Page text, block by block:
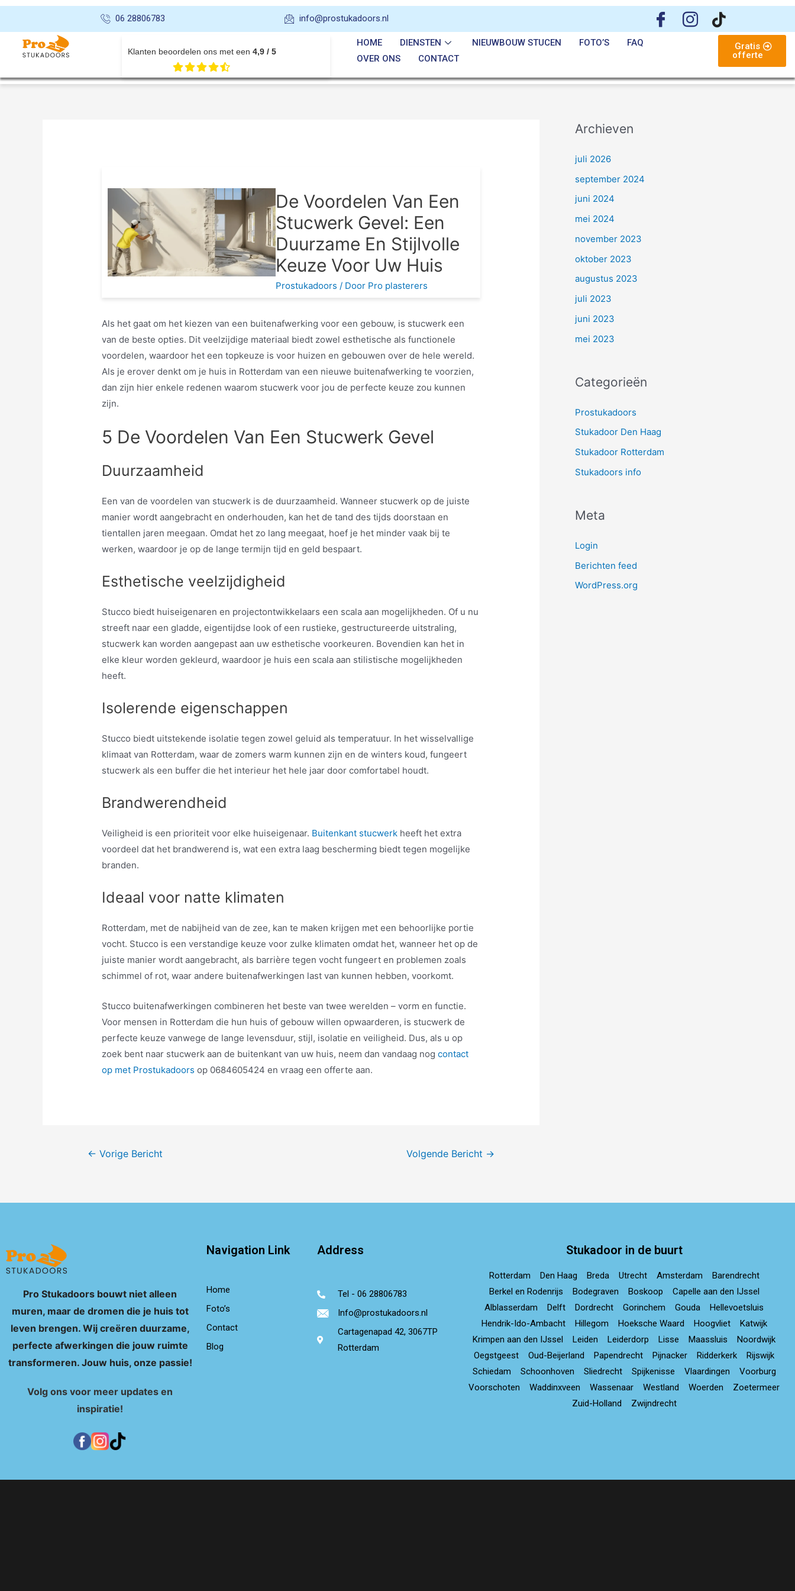
06 28806783 info@prostukadoors.nl
Klanten beoordelen ons met een4,9 / 5
HOME DIENSTEN NIEUWBOUW STUCEN FOTO’S
FAQ
OVER ONS
CONTACT
Gratis
offerte
De Voordelen Van Een
Stucwerk Gevel: Een
Duurzame En Stijlvolle
Keuze Voor Uw Huis
Prostukadoors / Door Pro plasterers
Als het gaat om het kiezen van een buitenafwerking voor een gebouw, is stucwerk een
van de beste opties. Dit veelzijdige materiaal biedt zowel esthetische als functionele
voordelen, waardoor het een topkeuze is voor huizen en gebouwen over de hele wereld.
Als je erover denkt om je huis in Rotterdam van een nieuwe buitenafwerking te voorzien,
dan zijn hier enkele redenen waarom stucwerk voor jou de perfecte keuze zou kunnen
zijn.
5 De Voordelen Van Een Stucwerk Gevel
Duurzaamheid
Een van de voordelen van stucwerk is de duurzaamheid. Wanneer stucwerk op de juiste
manier wordt aangebracht en onderhouden, kan het de tand des tijds doorstaan en
tientallen jaren meegaan. Omdat het zo lang meegaat, hoef je het minder vaak bij te
werken, waardoor je op de lange termijn tijd en geld bespaart.
Esthetische veelzijdigheid
Stucco biedt huiseigenaren en projectontwikkelaars een scala aan mogelijkheden. Of u nu
streeft naar een gladde, eigentijdse look of een rustieke, gestructureerde uitstraling,
stucwerk kan worden aangepast aan uw esthetische voorkeuren. Bovendien kan het in
elke kleur worden gekleurd, waardoor je huis een scala aan stilistische mogelijkheden
heeft.
Isolerende eigenschappen
Stucco biedt uitstekende isolatie tegen zowel geluid als temperatuur. In het wisselvallige
klimaat van Rotterdam, waar de zomers warm kunnen zijn en de winters koud, fungeert
stucwerk als een buffer die het interieur het hele jaar door comfortabel houdt.
Brandwerendheid
Veiligheid is een prioriteit voor elke huiseigenaar. Buitenkant stucwerk heeft het extra
voordeel dat het brandwerend is, wat een extra laag bescherming biedt tegen mogelijke
branden.
Ideaal voor natte klimaten
Rotterdam, met de nabijheid van de zee, kan te maken krijgen met een behoorlijke portie
vocht. Stucco is een verstandige keuze voor zulke klimaten omdat het, wanneer het op de
juiste manier wordt aangebracht, als barrière tegen vocht fungeert en problemen zoals
schimmel of rot, waar andere buitenafwerkingen last van kunnen hebben, voorkomt.
Stucco buitenafwerkingen combineren het beste van twee werelden – vorm en functie.
Voor mensen in Rotterdam die hun huis of gebouw willen opwaarderen, is stucwerk de
perfecte keuze vanwege de lange levensduur, stijl, isolatie en veiligheid. Dus, als u op
zoek bent naar stucwerk aan de buitenkant van uw huis, neem dan vandaag nogcontact
op met Prostukadoorsop 0684605424 en vraag een offerte aan.
← Vorige Bericht Volgende Bericht →
Archieven
juli 2026
september 2024
juni 2024
mei 2024
november 2023
oktober 2023
augustus 2023
juli 2023
juni 2023
mei 2023
Categorieën
Prostukadoors
Stukadoor Den Haag
Stukadoor Rotterdam
Stukadoors info
Meta
Login
Berichten feed
WordPress.org
Pro Stukadoors bouwt niet alleen
muren, maar de dromen die je huis tot
leven brengen. Wij creëren duurzame,
perfecte afwerkingen die jouw ruimte
transformeren. Jouw huis, onze passie!
Volg ons voor meer updates en
inspiratie!
Navigation Link
Home
Foto’s
Contact
Blog
Address
Tel - 06 28806783
Info@prostukadoors.nl
Cartagenapad 42, 3067TP
Rotterdam
Stukadoor in de buurt
Rotterdam Den Haag Breda Utrecht Amsterdam
Barendrecht
Berkel en Rodenrijs
Bodegraven Boskoop
Capelle aan den IJssel
Alblasserdam
Delft Dordrecht Gorinchem Gouda
Hellevoetsluis
Hendrik-Ido-Ambacht
Hillegom Hoeksche Waard Hoogvliet
Katwijk
Krimpen aan den IJssel
Leiden Leiderdorp Lisse Maassluis
Noordwijk
Oegstgeest
Oud-Beijerland Papendrecht Pijnacker Ridderkerk
Rijswijk
Schiedam
Schoonhoven Sliedrecht Spijkenisse Vlaardingen
Voorburg
Voorschoten
Waddinxveen Wassenaar Westland Woerden
Zoetermeer
Zuid-Holland
Zwijndrecht